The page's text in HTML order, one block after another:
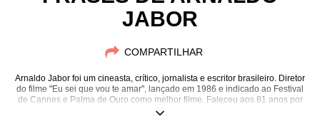
MENSAGENS DE ANIVERSÁRIO
JABOR
COMPARTILHAR
Arnaldo Jabor foi um cineasta, crítico, jornalista e escritor brasileiro. Diretor
do filme ''Eu sei que vou te amar'', lançado em 1986 e indicado ao Festival
de Cannes e Palma de Ouro como melhor filme. Faleceu aos 81 anos por
conta de complicações devido a um AVC. O escritor deixou um legado